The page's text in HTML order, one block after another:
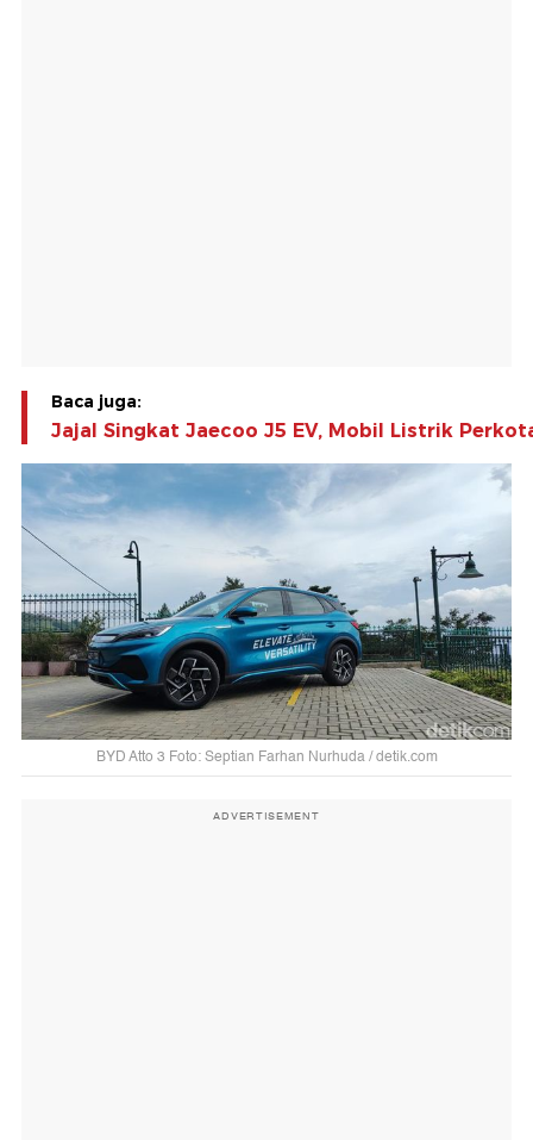
Baca juga:
Jajal Singkat Jaecoo J5 EV, Mobil Listrik
BYD Atto 3 Foto: Septian Farhan Nurhuda / detik.com
ADVERTISEMENT